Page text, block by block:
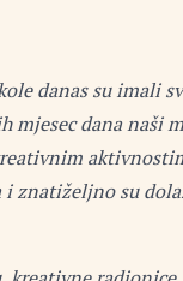
danas su imali
mjesec dana naši
znatiželjno su